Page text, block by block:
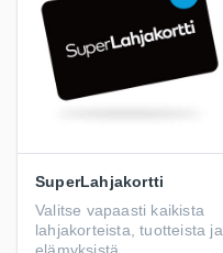
SuperLahjakortti
Valitse vapaasti kaikista
lahjakorteista, tuotteista ja